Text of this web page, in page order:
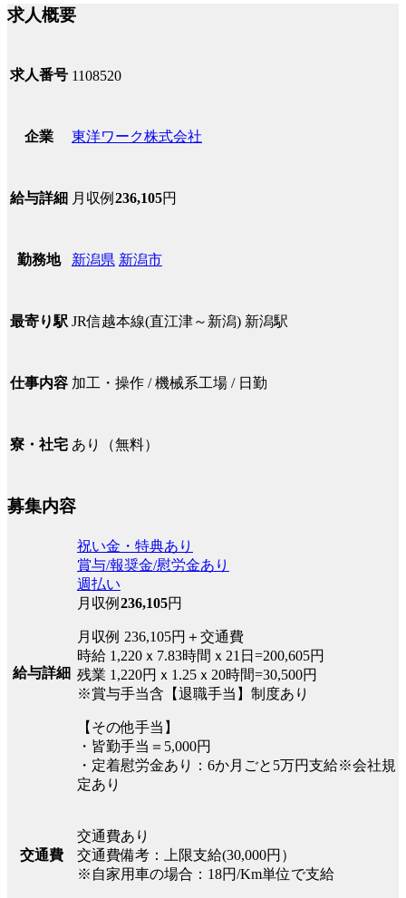
求人概要
求人番号 1108520
企業 東洋ワーク株式会社
給与詳細 月収例 236,105円
勤務地 新潟県 新潟市
最寄り駅 JR信越本線(直江津～新潟) 新潟駅
仕事内容 加工・操作 / 機械系工場 / 日勤
寮・社宅 あり（無料）
募集内容
給与詳細
祝い金・特典あり
賞与/報奨金/慰労金あり
週払い
月収例 236,105円
月収例 236,105円＋交通費
時給 1,220ｘ7.83時間ｘ21日=200,605円
残業 1,220円ｘ1.25ｘ20時間=30,500円
※賞与手当含【退職手当】制度あり
【その他手当】
・皆勤手当＝5,000円
・定着慰労金あり：6か月ごと5万円支給※会社規
定あり
交通費
交通費あり
交通費備考：上限支給(30,000円）
※自家用車の場合：18円/Km単位で支給